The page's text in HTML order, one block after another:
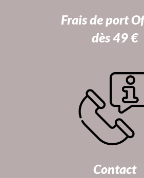
Frais de port
dès 49 €
Contact